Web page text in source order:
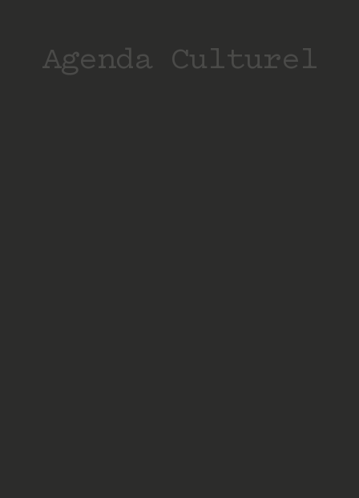
Agenda Culturel